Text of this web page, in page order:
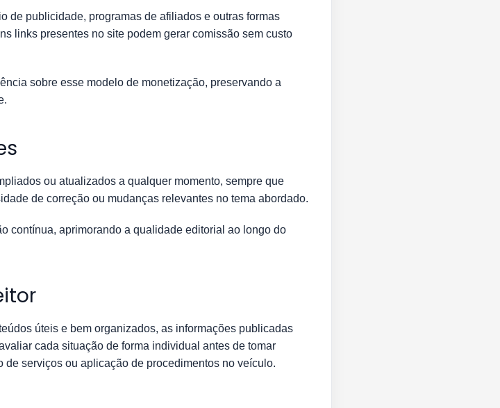
de publicidade, programas de afiliados e outras formas
links presentes no site podem gerar comissão sem custo
sobre esse modelo de monetização, preservando a
ou atualizados a qualquer momento, sempre que
de correção ou mudanças relevantes no tema abordado.
contínua, aprimorando a qualidade editorial ao longo do
úteis e bem organizados, as informações publicadas
cada situação de forma individual antes de tomar
serviços ou aplicação de procedimentos no veículo.